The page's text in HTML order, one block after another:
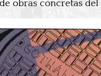
obras concretas